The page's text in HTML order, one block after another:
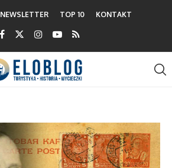
NEWSLETTER TOP 10 KONTAKT